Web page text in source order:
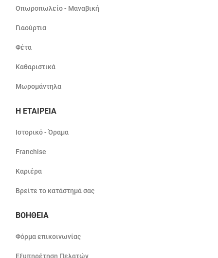
Οπωροπωλείο - Μαναβική
Γιαούρτια
Φέτα
Καθαριστικά
Μωρομάντηλα
Η ΕΤΑΙΡΕΙΑ
Ιστορικό - Όραμα
Franchise
Καριέρα
Βρείτε το κατάστημά σας
ΒΟΗΘΕΙΑ
Φόρμα επικοινωνίας
Εξυπηρέτηση Πελατών